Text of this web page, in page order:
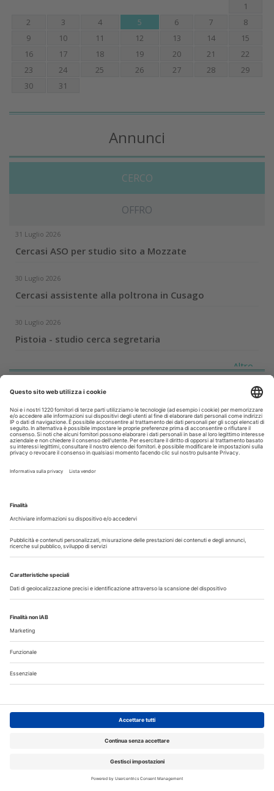
1
2
3 4 5 6 7
8
9
10 11 12 13 14
15
16
17 18 19 20 21
22
23
24 25 26 27 28
29
30
31
Annunci
CERCO
OFFRO
31 Luglio 2026
Cercasi ASO per studio sito a Mozzate
30 Luglio 2026
Cercasi assistente alla poltrona in Cusago
30 Luglio 2026
Pistoia - studio cerca segretaria
Altro...
Il flusso di lavoro dell’odontoiatra chairside
Odontoiatria33
Copyright © 2026 - All Rights Reserved
Autori
Contattaci
Note legali
Cerca nel sito